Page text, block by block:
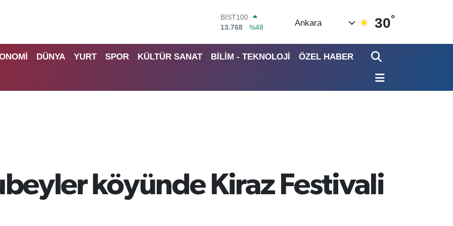
BITCOIN
64.602,05
%0.69
EURO
Ankara 30°
DÜNYA YURT SPOR KÜLTÜR SANAT BİLİM - TEKNOLOJİ ÖZEL HABER
köyünde Kiraz Festivali